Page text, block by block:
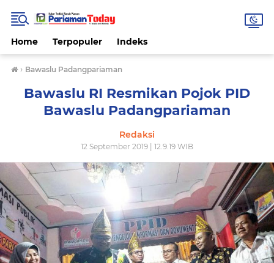
Home Terpopuler Indeks
› Bawaslu Padangpariaman
Bawaslu RI Resmikan Pojok PID
Bawaslu Padangpariaman
Redaksi
12 September 2019 | 12.9.19 WIB